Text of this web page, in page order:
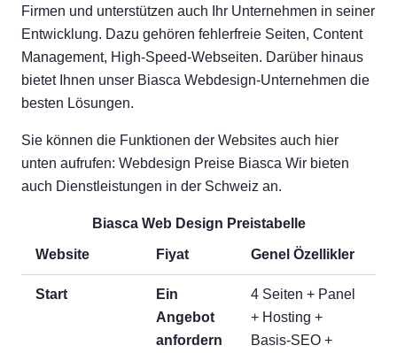
Firmen und unterstützen auch Ihr Unternehmen in seiner
Entwicklung. Dazu gehören fehlerfreie Seiten, Content
Management, High-Speed-Webseiten. Darüber hinaus
bietet Ihnen unser Biasca Webdesign-Unternehmen die
besten Lösungen.
Sie können die Funktionen der Websites auch hier
unten aufrufen: Webdesign Preise Biasca Wir bieten
auch Dienstleistungen in der Schweiz an.
Biasca Web Design Preistabelle
Website Fiyat Genel Özellikler
Start
Ein
Angebot
anfordern
4 Seiten + Panel
+ Hosting +
Basis-SEO +